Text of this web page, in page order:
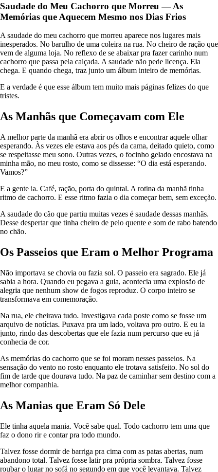
Saudade do Meu Cachorro que Morreu — As
Memórias que Aquecem Mesmo nos Dias Frios
A saudade do meu cachorro que morreu aparece nos lugares mais
inesperados. No barulho de uma coleira na rua. No cheiro de ração que
vem de alguma loja. No reflexo de se abaixar pra fazer carinho num
cachorro que passa pela calçada. A saudade não pede licença. Ela
chega. E quando chega, traz junto um álbum inteiro de memórias.
E a verdade é que esse álbum tem muito mais páginas felizes do que
tristes.
As Manhãs que Começavam com Ele
A melhor parte da manhã era abrir os olhos e encontrar aquele olhar
esperando. Às vezes ele estava aos pés da cama, deitado quieto, como
se respeitasse meu sono. Outras vezes, o focinho gelado encostava na
minha mão, no meu rosto, como se dissesse: “O dia está esperando.
Vamos?”
E a gente ia. Café, ração, porta do quintal. A rotina da manhã tinha
ritmo de cachorro. E esse ritmo fazia o dia começar bem, sem exceção.
A saudade do cão que partiu muitas vezes é saudade dessas manhãs.
Desse despertar que tinha cheiro de pelo quente e som de rabo batendo
no chão.
Os Passeios que Eram o Melhor Programa
Não importava se chovia ou fazia sol. O passeio era sagrado. Ele já
sabia a hora. Quando eu pegava a guia, acontecia uma explosão de
alegria que nenhum show de fogos reproduz. O corpo inteiro se
transformava em comemoração.
Na rua, ele cheirava tudo. Investigava cada poste como se fosse um
arquivo de notícias. Puxava pra um lado, voltava pro outro. E eu ia
junto, rindo das descobertas que ele fazia num percurso que eu já
conhecia de cor.
As memórias do cachorro que se foi moram nesses passeios. Na
sensação do vento no rosto enquanto ele trotava satisfeito. No sol do
fim de tarde que dourava tudo. Na paz de caminhar sem destino com a
melhor companhia.
As Manias que Eram Só Dele
Ele tinha aquela mania. Você sabe qual. Todo cachorro tem uma que
faz o dono rir e contar pra todo mundo.
Talvez fosse dormir de barriga pra cima com as patas abertas, num
abandono total. Talvez fosse latir pra própria sombra. Talvez fosse
roubar o lugar no sofá no segundo em que você levantava. Talvez